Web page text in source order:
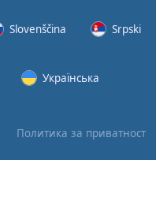
Slovenščina Srpski
Українська
Политика за приватност